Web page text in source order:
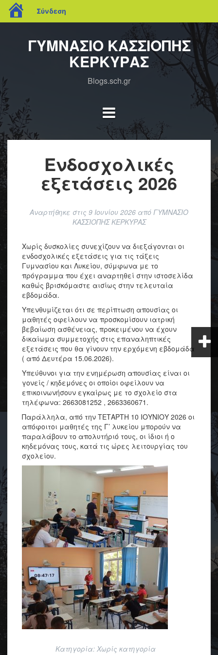
περιεχόμενοΓΥΜΝΑΣΙΟ ΚΑΣΣΙΟΠΗΣ
ΚΕΡΚΥΡΑΣ
Blogs.sch.gr
Ενδοσχολικές
εξετάσεις 2026
Αναρτήθηκε στις 9 Ιουνίου 2026 από ΓΥΜΝΑΣΙΟ
ΚΑΣΣΙΟΠΗΣ ΚΕΡΚΥΡΑΣ
Χωρίς δυσκολίες συνεχίζουν να διεξάγονται οι
ενδοσχολικές εξετάσεις για τις τάξεις
Γυμνασίου και Λυκείου, σύμφωνα με το
πρόγραμμα που έχει αναρτηθεί στην ιστοσελίδα
καθώς βρισκόμαστε αισίως στην τελευταία
εβδομάδα.
Υπενθυμίζεται ότι σε περίπτωση απουσίας οι
μαθητές οφείλουν να προσκομίσουν ιατρική
βεβαίωση ασθένειας, προκειμένου να έχουν
δικαίωμα συμμετοχής στις επαναληπτικές
εξετάσεις που θα γίνουν την ερχόμενη εβδομάδα
( από Δευτέρα 15.06.2026).
Υπεύθυνοι για την ενημέρωση απουσίας είναι οι
γονείς / κηδεμόνες οι οποίοι οφείλουν να
επικοινωνήσουν εγκαίρως με το σχολείο στα
τηλέφωνα: 2663081252 , 2663360671.
Παράλληλα, από την ΤΕΤΑΡΤΗ 10 ΙΟΥΝΙΟΥ 2026 οι
απόφοιτοι μαθητές της Γ’ λυκείου μπορούν να
παραλάβουν το απολυτήριό τους, οι ίδιοι ή ο
κηδεμόνας τους, κατά τις ώρες λειτουργίας του
σχολείου.
Κατηγορία: Χωρίς κατηγορία
blogs.sch.gr
Σύνδεση